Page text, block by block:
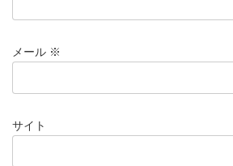
メール ※
サイト